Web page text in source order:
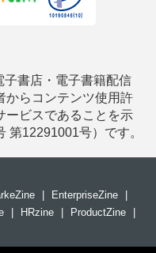
書店・電子書籍配信
からコンテンツ使用許
ービスであることを示
第12291001号）です。
EnterpriseZine
HRzine ProductZine